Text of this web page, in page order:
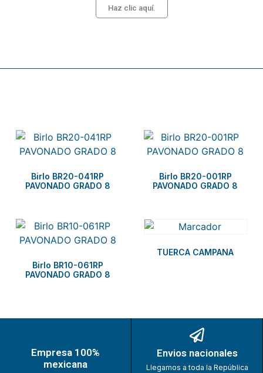
Haz clic aquí.
Birlo BR20-041RP
PAVONADO GRADO 8
Birlo BR20-001RP
PAVONADO GRADO 8
Birlo BR10-061RP
PAVONADO GRADO 8
TUERCA CAMPANA
Empresa 100%
mexicana
Envios nacionales
Llegamos a toda la República